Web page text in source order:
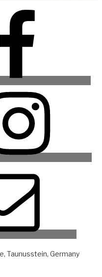
Taunusstein, Germany